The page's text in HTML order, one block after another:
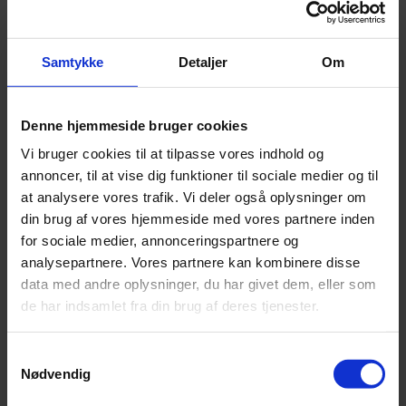
Samtykke Detaljer Om
Denne hjemmeside bruger cookies
Vi bruger cookies til at tilpasse vores indhold og
annoncer, til at vise dig funktioner til sociale medier og til
at analysere vores trafik. Vi deler også oplysninger om
din brug af vores hjemmeside med vores partnere inden
for sociale medier, annonceringspartnere og
analysepartnere. Vores partnere kan kombinere disse
data med andre oplysninger, du har givet dem, eller som
de har indsamlet fra din brug af deres tjenester.
Nødvendig
11. OCT 2026
HMI U13 Fodbold Camp 2026...